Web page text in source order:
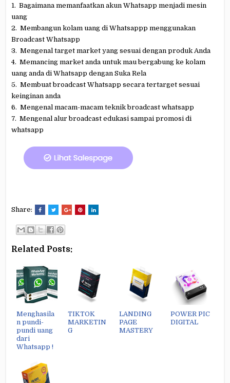
1. Bagaimana memanfaatkan akun Whatsapp menjadi mesin
uang
2. Membangun kolam uang di Whatsappp menggunakan
Broadcast Whatsapp
3. Mengenal target market yang sesuai dengan produk Anda
4. Memancing market anda untuk mau bergabung ke kolam
uang anda di Whatsapp dengan Suka Rela
5. Membuat broadcast Whatsapp secara tertarget sesuai
keinginan anda
6. Mengenal macam-macam teknik broadcast whatsapp
7. Mengenal alur broadcast edukasi sampai promosi di
whatsapp
Share:
Related Posts:
Menghasila
n pundi-
pundi uang
dari
Whatsapp !
TIKTOK
MARKETIN
G
LANDING
PAGE
MASTERY
POWER PIC
DIGITAL